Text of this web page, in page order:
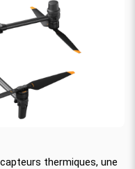
thermiques, une